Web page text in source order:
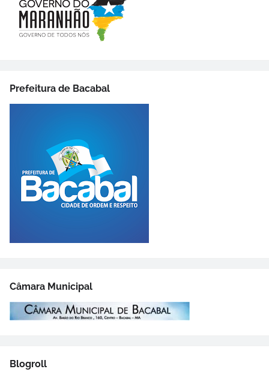
Prefeitura de Bacabal
Câmara Municipal
Blogroll